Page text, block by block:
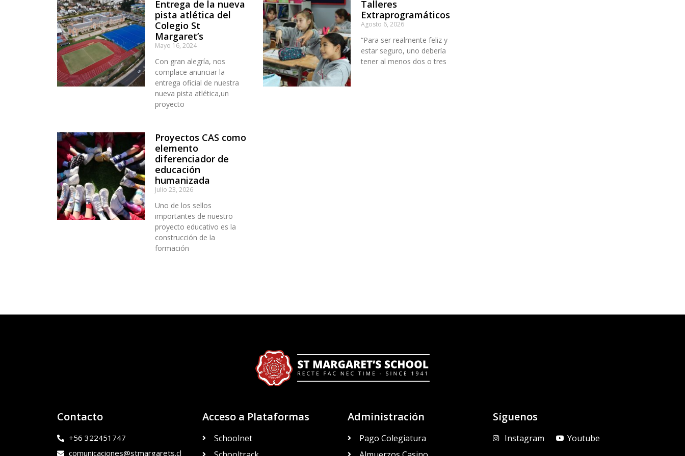
Entrega de la nueva
pista atlética del
Colegio St
Margaret’s
Mayo 16, 2024
Con gran alegría, nos
complace anunciar la
entrega oficial de nuestra
nueva pista atlética,un
proyecto
Talleres
Extraprogramáticos
Agosto 6, 2026
“Para ser realmente feliz y
estar seguro, uno debería
tener al menos dos o tres
Proyectos CAS como
elemento
diferenciador de
educación
humanizada
Julio 23, 2026
Uno de los sellos
importantes de nuestro
proyecto educativo es la
construcción de la
formación
Contacto
+56 322451747
comunicaciones@stmargarets.cl
Acceso a Plataformas
Schoolnet
Administración
Pago Colegiatura
Síguenos
Instagram Youtube